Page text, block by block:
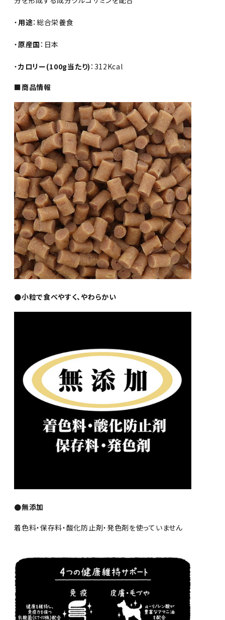
・ 用途：総合栄養食
・原産国 ：日本
・カロリー(100g当たり) ：312Kcal
■商品情報
●小粒で食べやすく、やわらかい
●無添加
着色料・保存料・酸化防止剤・発色剤を使っていません